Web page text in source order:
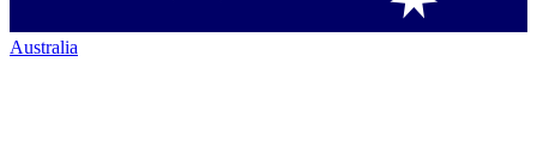
Australia